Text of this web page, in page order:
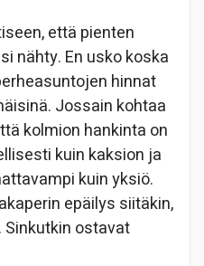
että pienten
nähty. En usko koska
hinnat
Jossain kohtaa
kolmion hankinta on
kuin kaksion ja
kuin yksiö.
epäilys siitäkin,
ostavat